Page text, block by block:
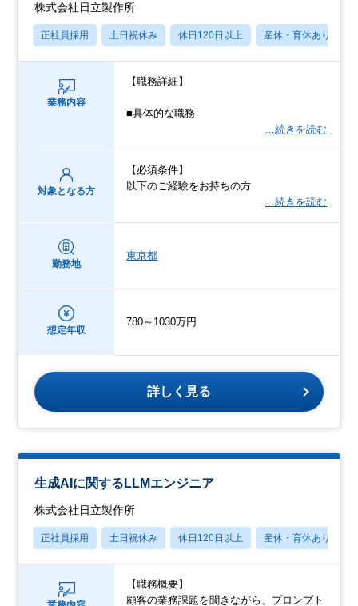
株式会社日立製作所
正社員採用 土日祝休み 休日120日以上 産休・育休あり
業務内容
【職務詳細】
■具体的な職務
…続きを読む
対象となる方
【必須条件】
以下のご経験をお持ちの方
…続きを読む
勤務地
東京都
想定年収
780～1030万円
詳しく見る
生成AIに関するLLMエンジニア
株式会社日立製作所
正社員採用 土日祝休み 休日120日以上 産休・育休あり
【職務概要】
顧客の業務課題を聞きながら、プロンプト